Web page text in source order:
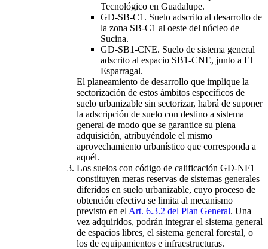
Tecnológico en Guadalupe.
GD-SB-C1. Suelo adscrito al desarrollo de
la zona SB-C1 al oeste del núcleo de
Sucina.
GD-SB1-CNE. Suelo de sistema general
adscrito al espacio SB1-CNE, junto a El
Esparragal.
El planeamiento de desarrollo que implique la
sectorización de estos ámbitos específicos de
suelo urbanizable sin sectorizar, habrá de suponer
la adscripción de suelo con destino a sistema
general de modo que se garantice su plena
adquisición, atribuyéndole el mismo
aprovechamiento urbanístico que corresponda a
aquél.
Los suelos con código de calificación GD-NF1
constituyen meras reservas de sistemas generales
diferidos en suelo urbanizable, cuyo proceso de
obtención efectiva se limita al mecanismo
previsto en el Art. 6.3.2 del Plan General. Una
vez adquiridos, podrán integrar el sistema general
de espacios libres, el sistema general forestal, o
los de equipamientos e infraestructuras.